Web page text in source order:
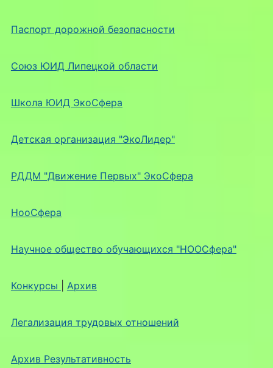
Паспорт дорожной безопасности
Союз ЮИД Липецкой области
Школа ЮИД ЭкоСфера
Детская организация "ЭкоЛидер"
РДДМ "Движение Первых" ЭкоСфера
НооСфера
Научное общество обучающихся "НООСфера"
Конкурсы Архив
Легализация трудовых отношений
Архив Результативность